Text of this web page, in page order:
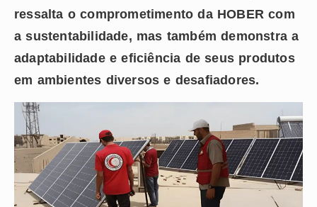
ressalta o comprometimento da HOBER com
a sustentabilidade, mas também demonstra a
adaptabilidade e eficiência de seus produtos
em ambientes diversos e desafiadores.